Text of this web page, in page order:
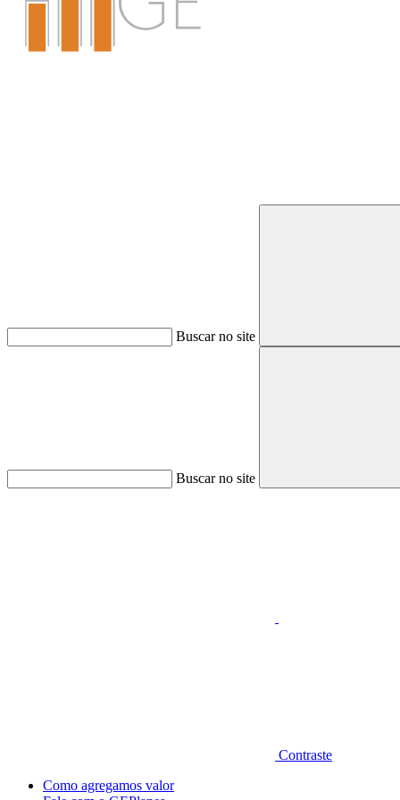
Buscar no site
Buscar no site
Contraste
Como agregamos valor